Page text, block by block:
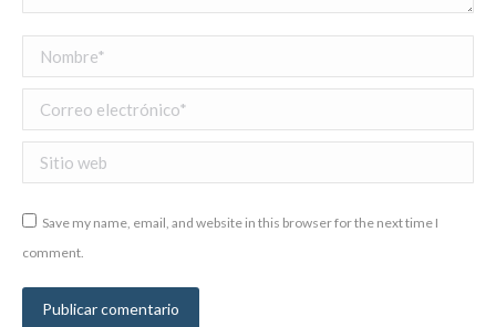
Nombre *
Correo electrónico *
Sitio web
Save my name, email, and website in this browser for the next time I
comment.
Publicar comentario